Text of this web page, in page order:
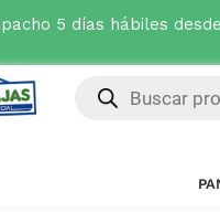
5 días hábiles